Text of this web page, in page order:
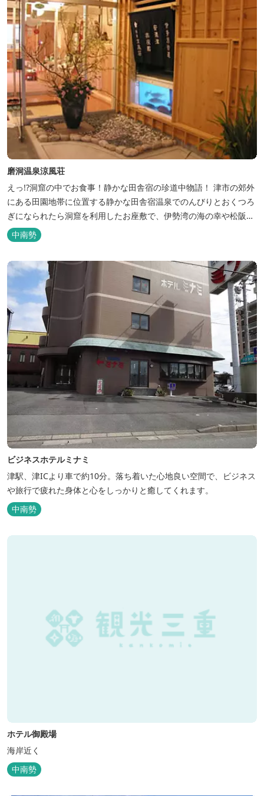
磨洞温泉涼風荘
えっ!?洞窟の中でお食事！静かな田舎宿の珍道中物語！ 津市の郊外
にある田園地帯に位置する静かな田舎宿温泉でのんびりとおくつろ
ぎになられたら洞窟を利用したお座敷で、伊勢湾の海の幸や松阪肉
を山海賊焼きをお召し上がりいただけます。年中20度前後の天然空
調、お客様を不思議な空間にご案内！ ご宴会には、大広間で和食会
いただけます。「白...
中南勢
ビジネスホテルミナミ
津駅、津ICより車で約10分。落ち着いた心地良い空間で、ビジネス
や旅行で疲れた身体と心をしっかりと癒してくれます。
中南勢
ホテル御殿場
海岸近く
中南勢